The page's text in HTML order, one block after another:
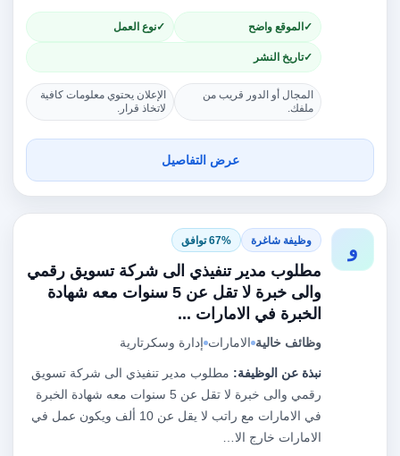
الموقع واضح نوع العمل
تاريخ النشر
المجال أو الدور قريب من
ملفك.
الإعلان يحتوي معلومات كافية
لاتخاذ قرار.
عرض التفاصيل
و وظيفة شاغرة 67% توافق
مطلوب مدير تنفيذي الى شركة تسويق رقمي
والى خبرة لا تقل عن 5 سنوات معه شهادة
الخبرة في الامارات ...
وظائف خالية الامارات إدارة وسكرتارية
نبذة عن الوظيفة: مطلوب مدير تنفيذي الى شركة تسويق
رقمي والى خبرة لا تقل عن 5 سنوات معه شهادة الخبرة
في الامارات مع راتب لا يقل عن 10 ألف ويكون عمل في
الامارات خارج الا…